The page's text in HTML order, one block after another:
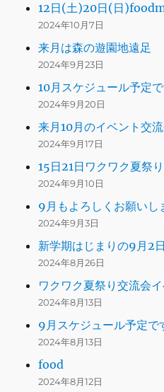
12日(土)20日(日
2024年10月7日
来月は森の遊園地遠足
2024年9月23日
10月スケジュール予定で
2024年9月20日
来月10月のイベント交
2024年9月17日
15日21日ワクワク夏祭
2024年9月10日
9月もよろしくお願いし
2024年9月3日
新学期はじまりの9月2
2024年8月26日
ワクワク夏祭り交流会イ
2024年8月13日
9月スケジュール予定で
2024年8月13日
food
2024年8月12日